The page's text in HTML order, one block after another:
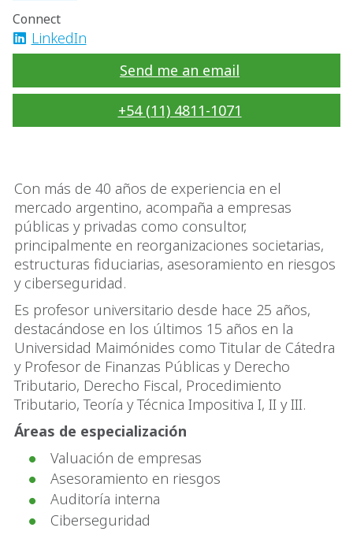
Con más de 40 años de experiencia en el
mercado argentino, acompaña a empresas
públicas y privadas como consultor,
principalmente en reorganizaciones societarias,
estructuras fiduciarias, asesoramiento en riesgos
y ciberseguridad.
Es profesor universitario desde hace 25 años,
destacándose en los últimos 15 años en la
Universidad Maimónides como Titular de Cátedra
y Profesor de Finanzas Públicas y Derecho
Tributario, Derecho Fiscal, Procedimiento
Tributario, Teoría y Técnica Impositiva I, II y III.
Áreas de especialización
Valuación de empresas
Asesoramiento en riesgos
Auditoría interna
Ciberseguridad
Connect
LinkedIn
Send me an email
+54 (11) 4811-1071